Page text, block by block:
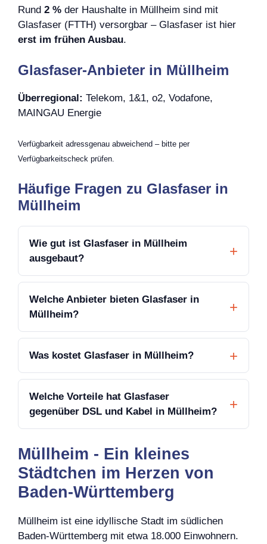
Rund 2 % der Haushalte in Müllheim sind mit
Glasfaser (FTTH) versorgbar – Glasfaser ist hier
erst im frühen Ausbau.
Glasfaser-Anbieter in Müllheim
Überregional: Telekom, 1&1, o2, Vodafone,
MAINGAU Energie
Verfügbarkeit adressgenau abweichend – bitte per
Verfügbarkeitscheck prüfen.
Häufige Fragen zu Glasfaser in
Müllheim
Wie gut ist Glasfaser in Müllheim
ausgebaut?
Welche Anbieter bieten Glasfaser in
Müllheim?
Was kostet Glasfaser in Müllheim?
Welche Vorteile hat Glasfaser
gegenüber DSL und Kabel in Müllheim?
Müllheim - Ein kleines
Städtchen im Herzen von
Baden-Württemberg
Müllheim ist eine idyllische Stadt im südlichen
Baden-Württemberg mit etwa 18.000 Einwohnern.